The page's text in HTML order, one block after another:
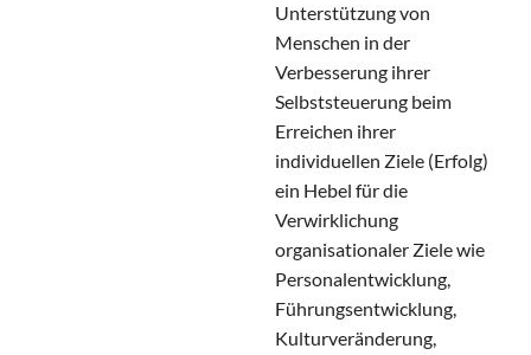
Unterstützung von
Menschen in der
Verbesserung ihrer
Selbststeuerung beim
Erreichen ihrer
individuellen Ziele (Erfolg)
ein Hebel für die
Verwirklichung
organisationaler Ziele wie
Personalentwicklung,
Führungsentwicklung,
Kulturveränderung,